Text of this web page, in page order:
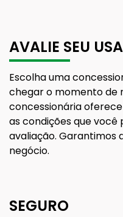
AVALIE SEU
Escolha uma
chegar o momento de
concessionária
as condições que
avaliação. Garantimos
negócio.
SEGURO